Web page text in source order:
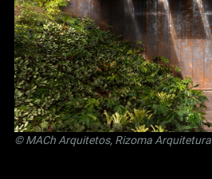
© MACh Arquitetos, Rizoma Arquitetura